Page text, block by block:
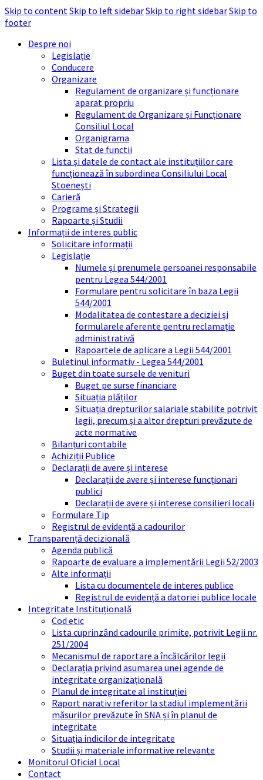
Skip to contentSkip to left sidebarSkip to right sidebarSkip to
footer
Despre noi
Legislație
Conducere
Organizare
Regulament de organizare și funcționare
aparat propriu
Regulament de Organizare și Funcționare
Consiliul Local
Organigrama
Stat de functii
Lista și datele de contact ale instituțiilor care
funcționează în subordinea Consiliului Local
Stoenești
Carieră
Programe și Strategii
Rapoarte și Studii
Informații de interes public
Solicitare informații
Legislație
Numele și prenumele persoanei responsabile
pentru Legea 544/2001
Formulare pentru solicitare în baza Legii
544/2001
Modalitatea de contestare a deciziei și
formularele aferente pentru reclamație
administrativă
Rapoartele de aplicare a Legii 544/2001
Buletinul informativ - Legea 544/2001
Buget din toate sursele de venituri
Buget pe surse financiare
Situația plăților
Situația drepturilor salariale stabilite potrivit
legii, precum și a altor drepturi prevăzute de
acte normative
Bilanțuri contabile
Achiziții Publice
Declarații de avere și interese
Declarații de avere și interese funcționari
publici
Declarații de avere și interese consilieri locali
Formulare Tip
Registrul de evidență a cadourilor
Transparență decizională
Agenda publică
Rapoarte de evaluare a implementării Legii 52/2003
Alte informații
Lista cu documentele de interes publice
Registrul de evidență a datoriei publice locale
Integritate Instituțională
Cod etic
Lista cuprinzând cadourile primite, potrivit Legii nr.
251/2004
Mecanismul de raportare a încălcărilor legii
Declarația privind asumarea unei agende de
integritate organizațională
Planul de integritate al instituției
Raport narativ referitor la stadiul implementării
măsurilor prevăzute în SNA și în planul de
integritate
Situația indicilor de integritate
Studii și materiale informative relevante
Monitorul Oficial Local
Contact